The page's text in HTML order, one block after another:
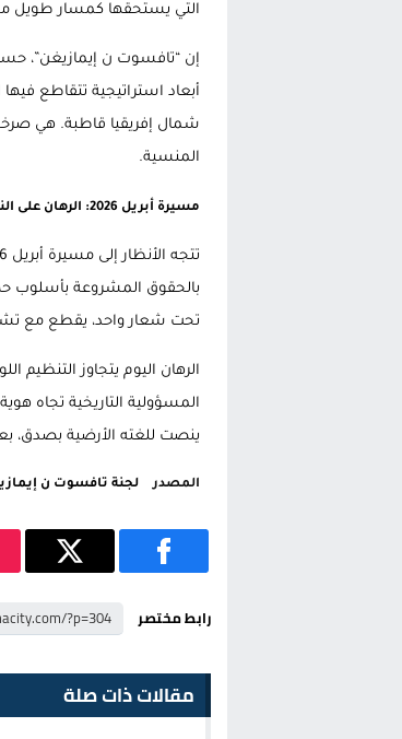
التي يستحقها كمسار طويل من
إن “تافسوت ن إيمازيغن”،
أبعاد استراتيجية تتقاطع
شمال إفريقيا قاطبة. هي
المنسية.
مسيرة أبريل 2026: الرهان على النضج السلمي
بالحقوق المشروعة بأسلوب
تحت شعار واحد، يقطع مع
الرهان اليوم يتجاوز
المسؤولية التاريخية تجاه
ينصت للغته الأرضية بصدق،
المصدر لجنة تافسوت ن
رابط مختصر
مقالات ذات صلة